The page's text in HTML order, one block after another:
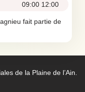
09:00 12:00
fait partie de
de la Plaine de l’Ain.